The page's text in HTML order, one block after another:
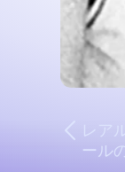
レア
ール